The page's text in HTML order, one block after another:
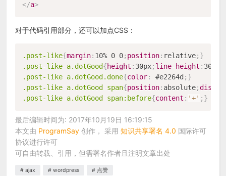
</a>
对于代码引用部分，还可以加点CSS：
.post-like{margin: 10% 0 0; position: relative; }
.post-like a.dotGood{height : 30px; line-height : 30px
.post-like a.dotGood.done{color: #e2264d ; }
.post-like a.dotGood span{position: absolute;
.post-like a.dotGood span:before{content : '+' ; }
最后编辑时间为: 2017年10月19日 16:19:15
本文由 ProgramSay 创作， 采用知识共享署名 4.0 国际许可
协议进行许可
可自由转载、引用，但需署名作者且注明文章出处
ajax wordpress 点赞